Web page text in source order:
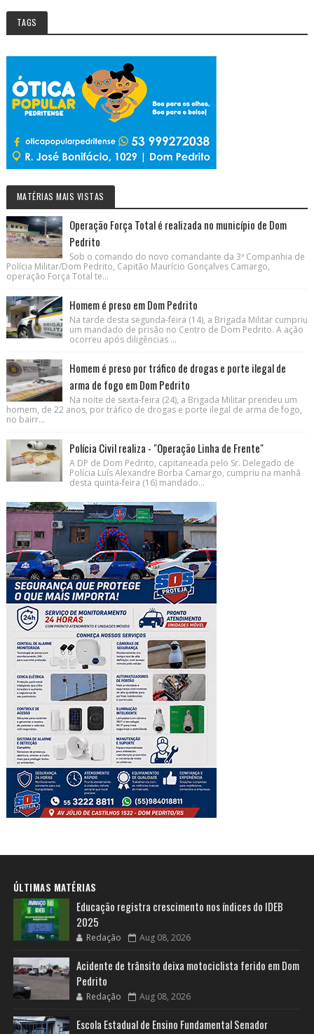
TAGS
MATÉRIAS MAIS VISTAS
Operação Força Total é realizada no município de Dom
Pedrito
Sob o comando do novo comandante da 3ª Companhia de
Polícia Militar/Dom Pedrito, Capitão Maurício Gonçalves Camargo,
operação Força Total te...
Homem é preso em Dom Pedrito
Na tarde desta segunda-feira (14), a Brigada Militar cumpriu
um mandado de prisão no Centro de Dom Pedrito. A ação
ocorreu após diligências ...
Homem é preso por tráfico de drogas e porte ilegal de
arma de fogo em Dom Pedrito
Na noite de sexta-feira (24), a Brigada Militar prendeu um
homem, de 22 anos, por tráfico de drogas e porte ilegal de arma de fogo,
no bairr...
Polícia Civil realiza - "Operação Linha de Frente"
A DP de Dom Pedrito, capitaneada pelo Sr. Delegado de
Polícia Luís Alexandre Borba Camargo, cumpriu na manhã
desta quinta-feira (16) mandado...
ÚLTIMAS MATÉRIAS
Educação registra crescimento nos índices do IDEB
2025
Redação Aug 08, 2026
Acidente de trânsito deixa motociclista ferido em Dom
Pedrito
Redação Aug 08, 2026
Escola Estadual de Ensino Fundamental Senador